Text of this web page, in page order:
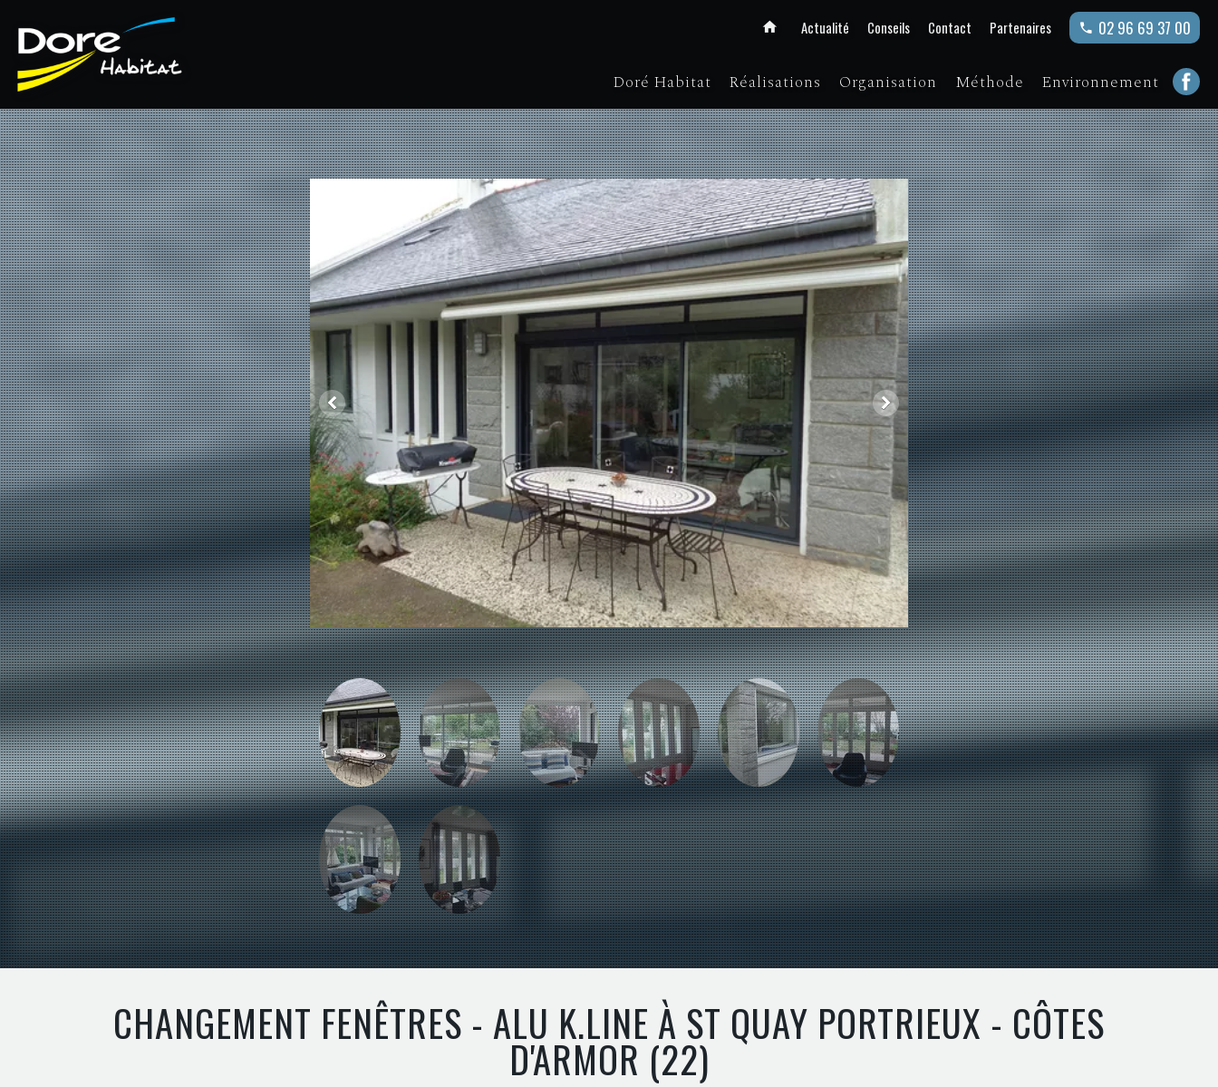
Actualité Conseils Contact Partenaires 02 96 69 37 00
Doré Habitat Réalisations Organisation Méthode Environnement
CHANGEMENT FENÊTRES - ALU K.LINE À ST QUAY PORTRIEUX - CÔTES
D'ARMOR (22)